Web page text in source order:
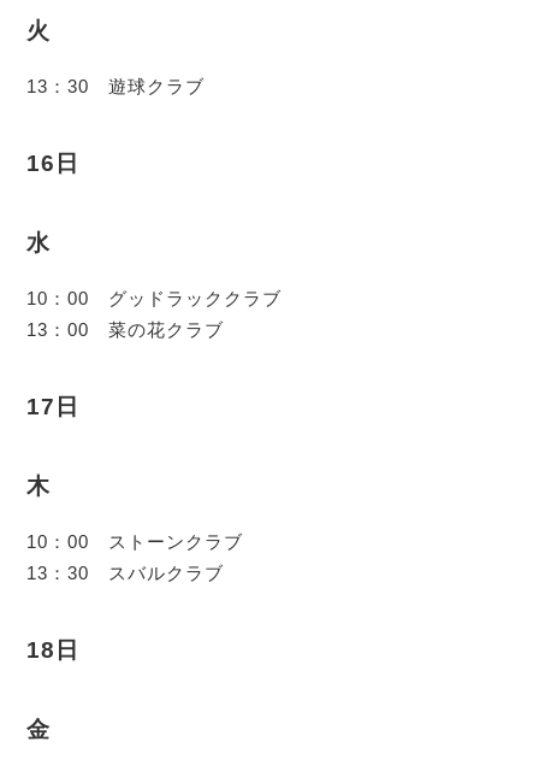
火
13：30 遊球クラブ
16日
水
10：00 グッドラッククラブ
13：00 菜の花クラブ
17日
木
10：00 ストーンクラブ
13：30 スバルクラブ
18日
金